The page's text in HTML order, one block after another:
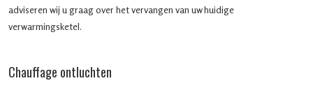
adviseren wij u graag over het vervangen van uw huidige
verwarmingsketel.
Chauffage ontluchten